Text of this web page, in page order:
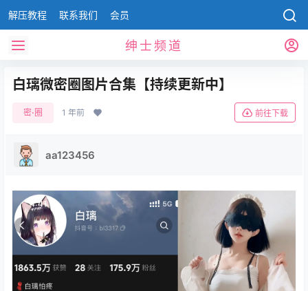
解压教程 联系我们 会员
绅士频道
白璃微密圈图片合集【持续更新中】
密⋅圈 1 年前 前往下载
aa123456